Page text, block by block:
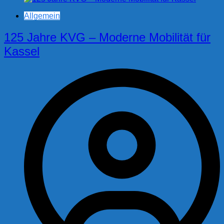
Allgemein
125 Jahre KVG – Moderne Mobilität für
Kassel